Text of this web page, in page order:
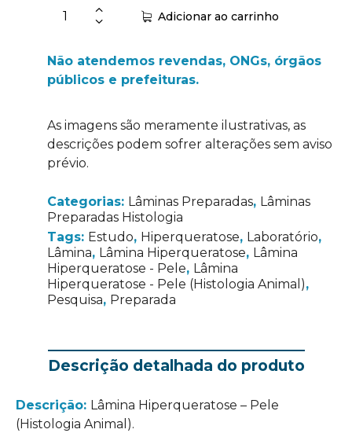
Adicionar ao carrinho
Não atendemos revendas, ONGs, órgãos
públicos e prefeituras.
As imagens são meramente ilustrativas, as
descrições podem sofrer alterações sem aviso
prévio.
Categorias: Lâminas Preparadas, Lâminas
Preparadas Histologia
Tags: Estudo, Hiperqueratose, Laboratório,
Lâmina, Lâmina Hiperqueratose, Lâmina
Hiperqueratose - Pele, Lâmina
Hiperqueratose - Pele (Histologia Animal),
Pesquisa, Preparada
Descrição detalhada do produto
Descrição: Lâmina Hiperqueratose – Pele
(Histologia Animal).